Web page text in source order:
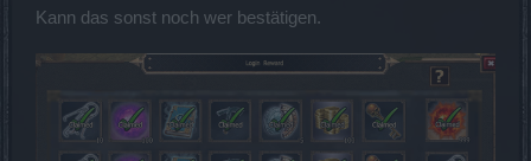
Kann das sonst noch wer bestätigen.